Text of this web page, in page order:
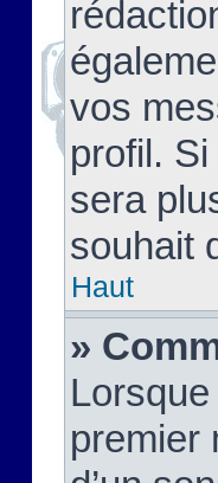
vos
profil.
sera
souhait
Haut
»
premier